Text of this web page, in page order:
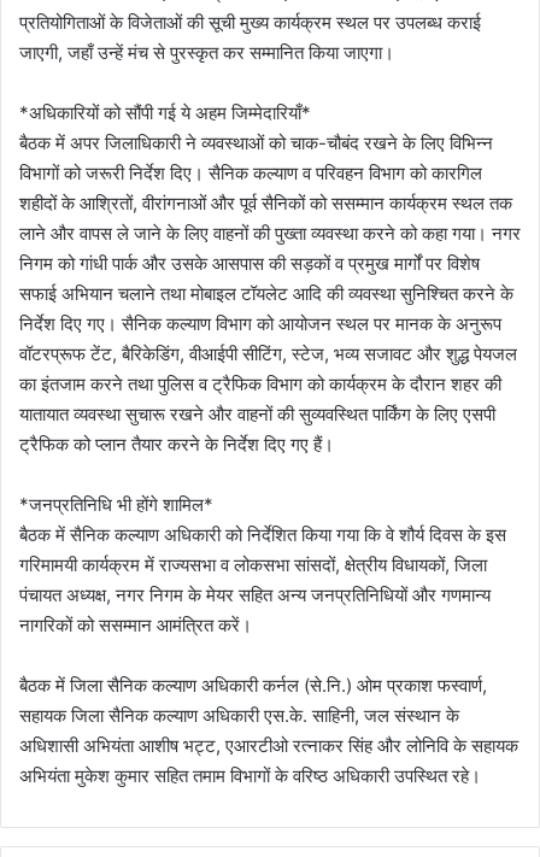
प्रतियोगिताओं के विजेताओं की सूची मुख्य कार्यक्रम स्थल पर उपलब्ध कराई
जाएगी, जहाँ उन्हें मंच से पुरस्कृत कर सम्मानित किया जाएगा।
*अधिकारियों को सौंपी गई ये अहम जिम्मेदारियाँ*
बैठक में अपर जिलाधिकारी ने व्यवस्थाओं को चाक-चौबंद रखने के लिए विभिन्न
विभागों को जरूरी निर्देश दिए। सैनिक कल्याण व परिवहन विभाग को कारगिल
शहीदों के आश्रितों, वीरांगनाओं और पूर्व सैनिकों को ससम्मान कार्यक्रम स्थल तक
लाने और वापस ले जाने के लिए वाहनों की पुख्ता व्यवस्था करने को कहा गया। नगर
निगम को गांधी पार्क और उसके आसपास की सड़कों व प्रमुख मार्गों पर विशेष
सफाई अभियान चलाने तथा मोबाइल टॉयलेट आदि की व्यवस्था सुनिश्चित करने के
निर्देश दिए गए। सैनिक कल्याण विभाग को आयोजन स्थल पर मानक के अनुरूप
वॉटरप्रूफ टेंट, बैरिकेडिंग, वीआईपी सीटिंग, स्टेज, भव्य सजावट और शुद्ध पेयजल
का इंतजाम करने तथा पुलिस व ट्रैफिक विभाग को कार्यक्रम के दौरान शहर की
यातायात व्यवस्था सुचारू रखने और वाहनों की सुव्यवस्थित पार्किंग के लिए एसपी
ट्रैफिक को प्लान तैयार करने के निर्देश दिए गए हैं।
*जनप्रतिनिधि भी होंगे शामिल*
बैठक में सैनिक कल्याण अधिकारी को निर्देशित किया गया कि वे शौर्य दिवस के इस
गरिमामयी कार्यक्रम में राज्यसभा व लोकसभा सांसदों, क्षेत्रीय विधायकों, जिला
पंचायत अध्यक्ष, नगर निगम के मेयर सहित अन्य जनप्रतिनिधियों और गणमान्य
नागरिकों को ससम्मान आमंत्रित करें।
बैठक में जिला सैनिक कल्याण अधिकारी कर्नल (से.नि.) ओम प्रकाश फस्वार्ण,
सहायक जिला सैनिक कल्याण अधिकारी एस.के. साहिनी, जल संस्थान के
अधिशासी अभियंता आशीष भट्ट, एआरटीओ रत्नाकर सिंह और लोनिवि के सहायक
अभियंता मुकेश कुमार सहित तमाम विभागों के वरिष्ठ अधिकारी उपस्थित रहे।